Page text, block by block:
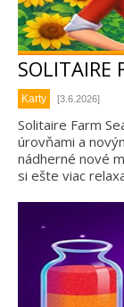
SOLITAIRE
Karty [3.6.2026]
Solitaire Farm
úrovňami a
nádherné nové
si ešte viac